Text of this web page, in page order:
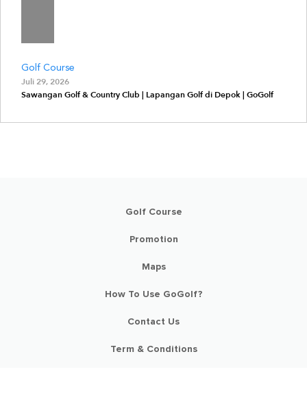
Golf Course
Juli 29, 2026
Sawangan Golf & Country Club | Lapangan Golf di Depok | GoGolf
Golf Course
Promotion
Maps
How To Use GoGolf?
Contact Us
Term & Conditions